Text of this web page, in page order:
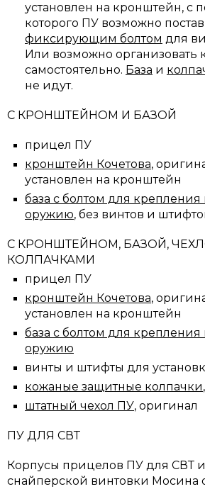
установлен на кронштейн, с
которого ПУ возможно
фиксирующим болтом для
Или возможно организовать
самостоятельно. База и
не идут.
С КРОНШТЕЙНОМ И БАЗОЙ
прицел ПУ
кронштейн Кочетова,
установлен на кронштейн
база с болтом для
оружию, без винтов и
С КРОНШТЕЙНОМ, БАЗОЙ,
КОЛПАЧКАМИ
прицел ПУ
кронштейн Кочетова,
установлен на кронштейн
база с болтом для
оружию
винты и штифты для
кожаные защитные колпачки
штатный чехол ПУ, оригинал
ПУ ДЛЯ СВТ
Корпусы прицелов ПУ для СВТ
снайперской винтовки Мосина